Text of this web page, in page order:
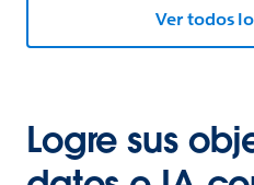
Ver todos
Logre sus